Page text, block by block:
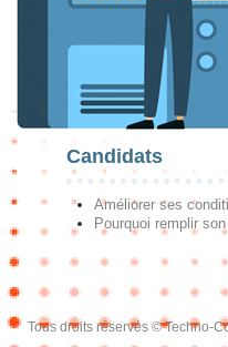
Candidats
Améliorer ses
Pourquoi remplir
Tous droits réservés © Techno-